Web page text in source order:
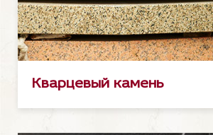
Кварцевый камень